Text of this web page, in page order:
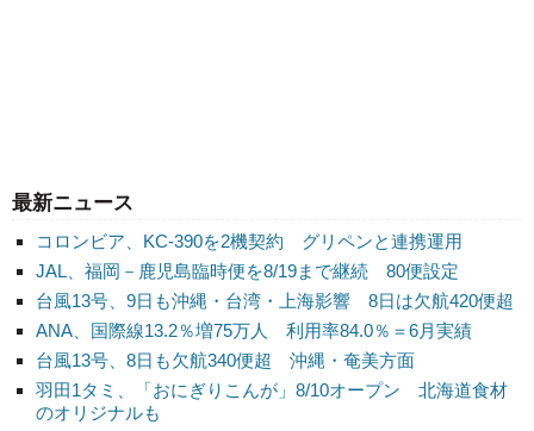
最新ニュース
コロンビア、KC-390を2機契約 グリペンと連携運用
JAL、福岡－鹿児島臨時便を8/19まで継続 80便設定
台風13号、9日も沖縄・台湾・上海影響 8日は欠航420便超
ANA、国際線13.2％増75万人 利用率84.0％＝6月実績
台風13号、8日も欠航340便超 沖縄・奄美方面
羽田1タミ、「おにぎりこんが」8/10オープン 北海道食材
のオリジナルも